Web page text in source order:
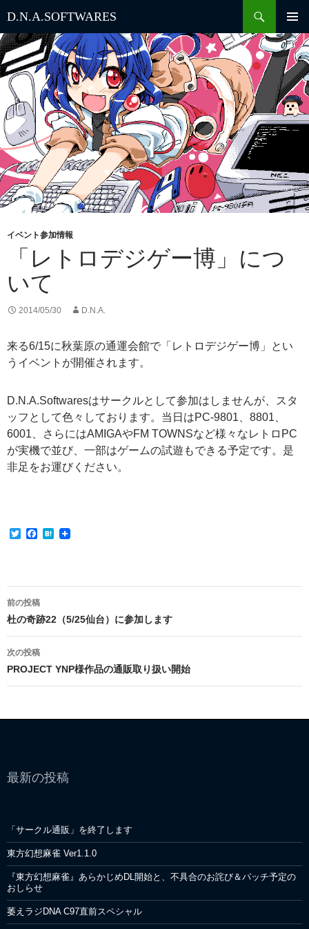
D.N.A.SOFTWARES
索
ン
テ
ン
ツ
へ
ス
キ
ッ
プ
イベント参加情報
「レトロデジゲー博」につ
いて
2014/05/30 D.N.A.
来る6/15に秋葉原の通運会館で「レトロデジゲー博」とい
うイベントが開催されます。
D.N.A.Softwaresはサークルとして参加はしませんが、スタ
ッフとして色々しております。当日はPC-9801、8801、
6001、さらにはAMIGAやFM TOWNSなど様々なレトロPC
が実機で並び、一部はゲームの試遊もできる予定です。是
非足をお運びください。
T
e
r
F
o
o
k
H
a
投
稿
ナ
ビ
ー
ョ
前の投稿
杜の奇跡22（5/25仙台）に参加します
次の投稿
PROJECT YNP様作品の通販取り扱い開始
最新の投稿
「サークル通販」を終了します
東方幻想麻雀 Ver1.1.0
『東方幻想麻雀』あらかじめDL開始と、不具合のお詫び＆パッチ予定の
おしらせ
萎えラジDNA C97直前スペシャル